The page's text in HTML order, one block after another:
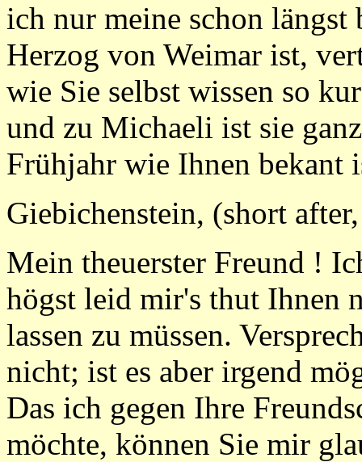
ich nur meine schon
Herzog von Weimar ist,
wie Sie selbst wissen so
und zu Michaeli ist sie
Frühjahr wie Ihnen bekant
Giebichenstein, (short
Mein theuerster Freund !
högst leid mir's thut Ihnen
lassen zu müssen.
nicht; ist es aber irgend
Das ich gegen Ihre
möchte, können Sie mir